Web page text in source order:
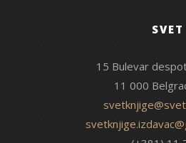
15 Bulevar
11 000